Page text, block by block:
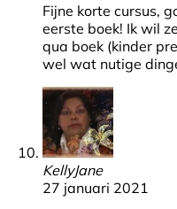
Fijne korte cursus,
eerste boek! Ik wil
qua boek (kinder
wel wat nutige
KellyJane
27 januari 2021